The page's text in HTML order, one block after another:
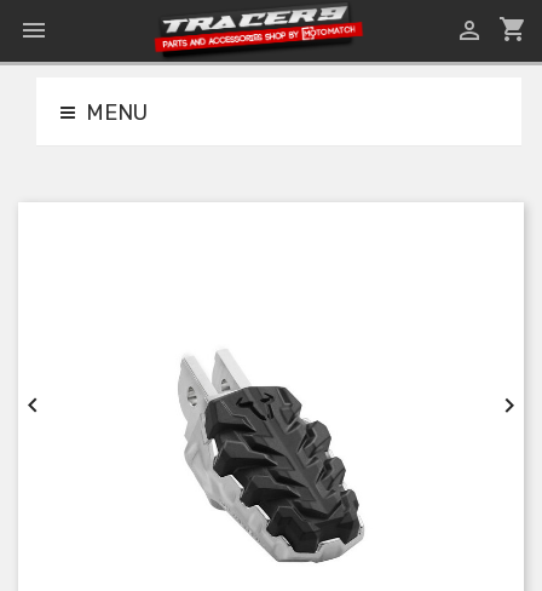
 shopping_cart

MENU
 